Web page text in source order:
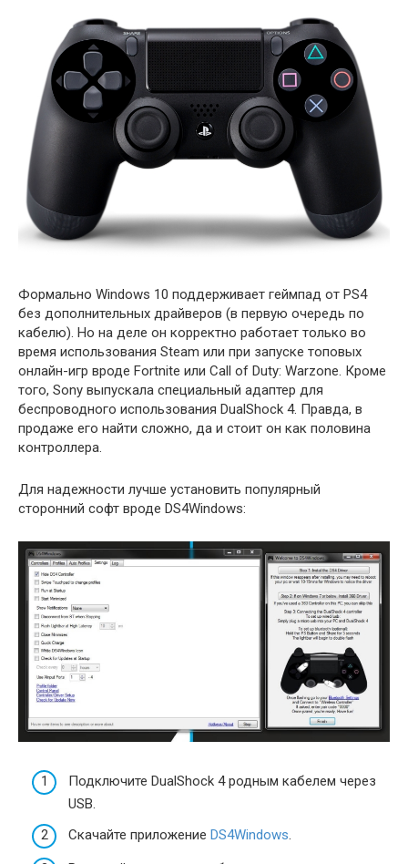
Формально Windows 10 поддерживает геймпад от PS4
без дополнительных драйверов (в первую очередь по
кабелю). Но на деле он корректно работает только во
время использования Steam или при запуске топовых
онлайн-игр вроде Fortnite или Call of Duty: Warzone. Кроме
того, Sony выпускала специальный адаптер для
беспроводного использования DualShock 4. Правда, в
продаже его найти сложно, да и стоит он как половина
контроллера.
Для надежности лучше установить популярный
сторонний софт вроде DS4Windows:
Подключите DualShock 4 родным кабелем через
USB.
Скачайте приложение DS4Windows